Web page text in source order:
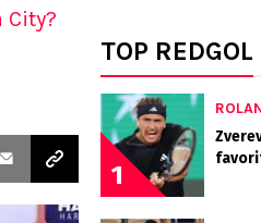
City?
TOP REDGOL
1